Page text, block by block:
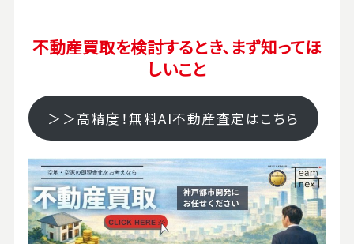
不動産買取を検討するとき、まず知ってほ
しいこと
＞＞高精度！無料AI不動産査定はこちら